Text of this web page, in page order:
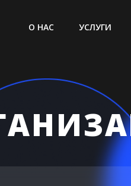
О НАС УСЛУГИ